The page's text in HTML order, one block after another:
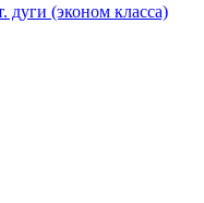
(эконом класса)